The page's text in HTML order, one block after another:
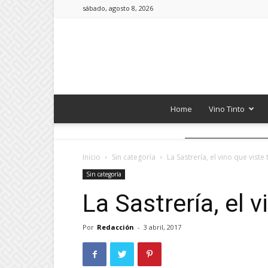
sábado, agosto 8, 2026
Home Vino Tinto
Inicio Sin categoría La Sastrería, el vino que viste
Sin categoría
La Sastrería, el
Por Redacción - 3 abril, 2017